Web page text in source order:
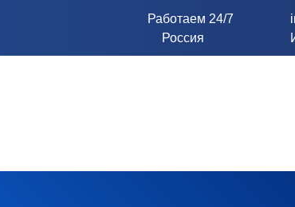
Работаем 24/7
Россия